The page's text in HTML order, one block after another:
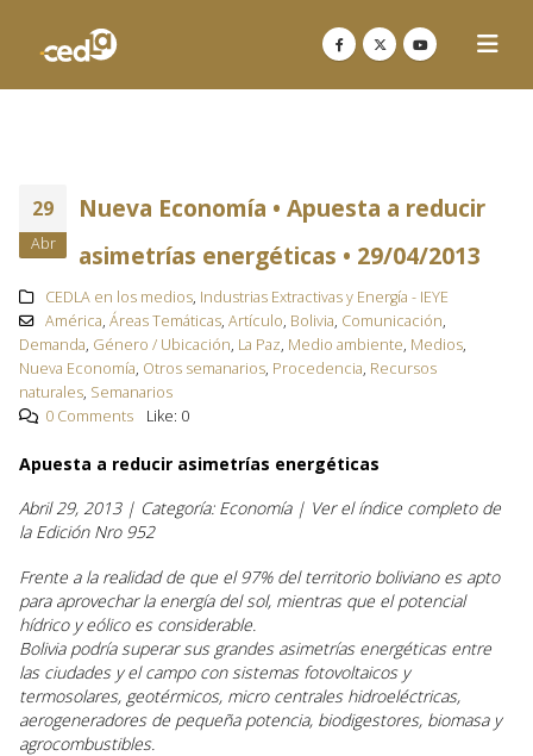
29
Abr
Nueva Economía • Apuesta a reducir
asimetrías energéticas • 29/04/2013
CEDLA en los medios, Industrias Extractivas y Energía - IEYE
América, Áreas Temáticas, Artículo, Bolivia, Comunicación,
Demanda, Género / Ubicación, La Paz, Medio ambiente, Medios,
Nueva Economía, Otros semanarios, Procedencia, Recursos
naturales, Semanarios
0 Comments
Like: 0
Apuesta a reducir asimetrías energéticas
Abril 29, 2013 | Categoría: Economía | Ver el índice completo de
la Edición Nro 952
Frente a la realidad de que el 97% del territorio boliviano es apto
para aprovechar la energía del sol, mientras que el potencial
hídrico y eólico es considerable.
Bolivia podría superar sus grandes asimetrías energéticas entre
las ciudades y el campo con sistemas fotovoltaicos y
termosolares, geotérmicos, micro centrales hidroeléctricas,
aerogeneradores de pequeña potencia, biodigestores, biomasa y
agrocombustibles.